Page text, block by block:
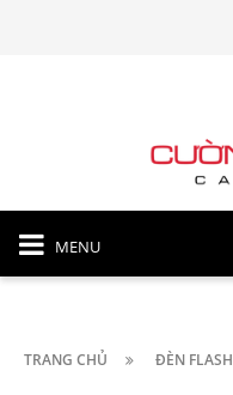
MENU
TRANG CHỦ ĐÈN FLASH